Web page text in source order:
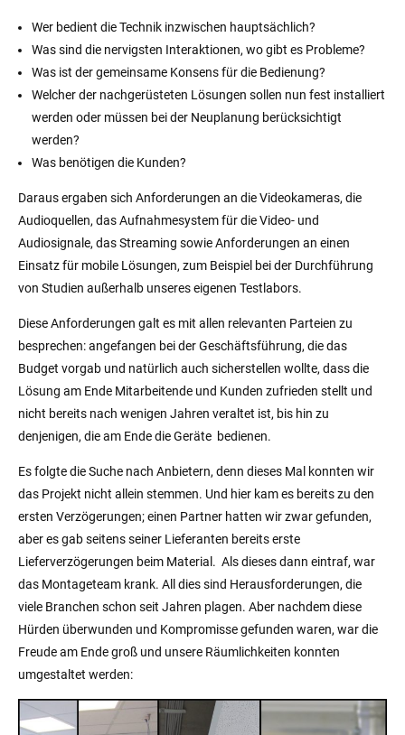
Wer bedient die Technik inzwischen hauptsächlich?
Was sind die nervigsten Interaktionen, wo gibt es Probleme?
Was ist der gemeinsame Konsens für die Bedienung?
Welcher der nachgerüsteten Lösungen sollen nun fest installiert
werden oder müssen bei der Neuplanung berücksichtigt
werden?
Was benötigen die Kunden?
Daraus ergaben sich Anforderungen an die Videokameras, die
Audioquellen, das Aufnahmesystem für die Video- und
Audiosignale, das Streaming sowie Anforderungen an einen
Einsatz für mobile Lösungen, zum Beispiel bei der Durchführung
von Studien außerhalb unseres eigenen Testlabors.
Diese Anforderungen galt es mit allen relevanten Parteien zu
besprechen: angefangen bei der Geschäftsführung, die das
Budget vorgab und natürlich auch sicherstellen wollte, dass die
Lösung am Ende Mitarbeitende und Kunden zufrieden stellt und
nicht bereits nach wenigen Jahren veraltet ist, bis hin zu
denjenigen, die am Ende die Geräte bedienen.
Es folgte die Suche nach Anbietern, denn dieses Mal konnten wir
das Projekt nicht allein stemmen. Und hier kam es bereits zu den
ersten Verzögerungen; einen Partner hatten wir zwar gefunden,
aber es gab seitens seiner Lieferanten bereits erste
Lieferverzögerungen beim Material. Als dieses dann eintraf, war
das Montageteam krank. All dies sind Herausforderungen, die
viele Branchen schon seit Jahren plagen. Aber nachdem diese
Hürden überwunden und Kompromisse gefunden waren, war die
Freude am Ende groß und unsere Räumlichkeiten konnten
umgestaltet werden: